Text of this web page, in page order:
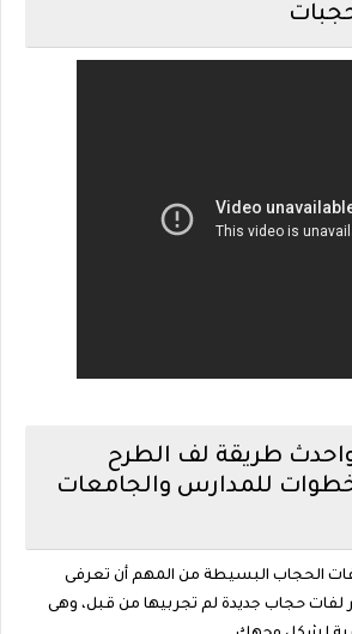
طريقة لف الطرح
للمدارس والجامعات
الحجاب البسيطة من المهم أن تعرفى
لفات حجاب جديدة لم تجربيها من قبل، وهى